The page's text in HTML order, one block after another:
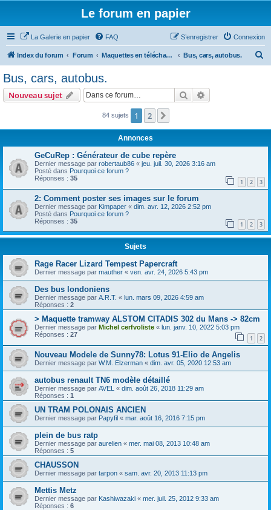
Le forum en papier
La Galerie en papier FAQ Connexion
S’enregistrer
Index du forum Forum Maquettes en téléchargement Bus, cars, autobus.
r
Bus, cars, autobus.
Nouveau sujet Rechercher
84 sujets 1 2
Annonces
GeCuRep : Générateur de cube repère
Dernier message par robertaub86 « jeu. juil. 30, 2026 3:16 am
Posté dans Pourquoi ce forum ?
Réponses : 35 1 2 3
2: Comment poster ses images sur le forum
Dernier message par Kimpaper « dim. avr. 12, 2026 2:52 pm
Posté dans Pourquoi ce forum ?
Réponses : 35 1 2 3
Sujets
Rage Racer Lizard Tempest Papercraft
Dernier message par mauther « ven. avr. 24, 2026 5:43 pm
Des bus londoniens
Dernier message par A.R.T. « lun. mars 09, 2026 4:59 am
Réponses : 2
> Maquette tramway ALSTOM CITADIS 302 du Mans -> 82cm
Dernier message par Michel cerfvoliste « lun. janv. 10, 2022 5:03 pm
Réponses : 27 1 2
Nouveau Modele de Sunny78: Lotus 91-Elio de Angelis
Dernier message par W.M. Elzerman « dim. avr. 05, 2020 12:53 am
autobus renault TN6 modèle détaillé
Dernier message par AVEL « dim. août 26, 2018 11:29 am
Réponses : 1
UN TRAM POLONAIS ANCIEN
Dernier message par Papyfil « mar. août 16, 2016 7:15 pm
plein de bus ratp
Dernier message par aurelien « mer. mai 08, 2013 10:48 am
Réponses : 5
CHAUSSON
Dernier message par tarpon « sam. avr. 20, 2013 11:13 pm
Mettis Metz
Dernier message par Kashiwazaki « mer. juil. 25, 2012 9:33 am
Réponses : 6